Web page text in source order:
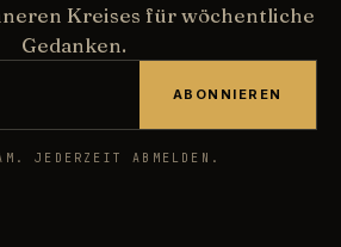
Kreises für wöchentliche
Gedanken.
ABONNIEREN
JEDERZEIT ABMELDEN.